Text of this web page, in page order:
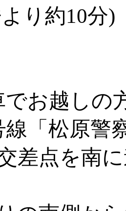
り約10分)
でお越しの
線「松原警
差点を南